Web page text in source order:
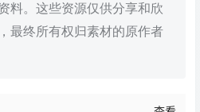
料。这些资源仅供分享和欣
最终所有权归素材的原作者